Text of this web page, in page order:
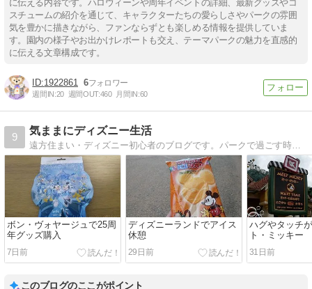
に伝える内容です。ハロウィーンや周年イベントの詳細、最新グッズやコ
スチュームの紹介を通じて、キャラクターたちの愛らしさやパークの雰囲
気を豊かに描きながら、ファンならずとも楽しめる情報を提供していま
す。園内の様子やお出かけレポートも交え、テーマパークの魅力を直感的
に伝える文章構成です。
1922861 6
週間IN:20 週間OUT:460 月間IN:60
9
気ままにディズニー生活
遠方住まい・ディズニー初心者のブログです。パークで過ごす時間が大好きです。
ボン・ヴォヤージュで25周
年グッズ購入
7日前
ディズニーランドでアイス
休憩
29日前
ハグやタッチ
ト・ミッキー
31日前
このブログのここがポイント